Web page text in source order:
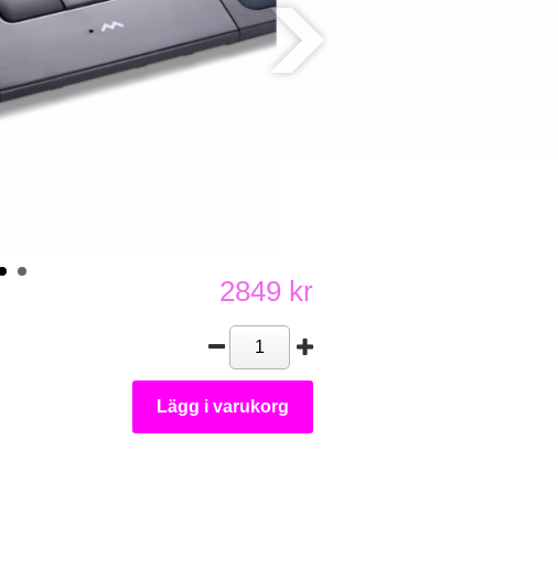
2849 kr
Lägg i varukorg